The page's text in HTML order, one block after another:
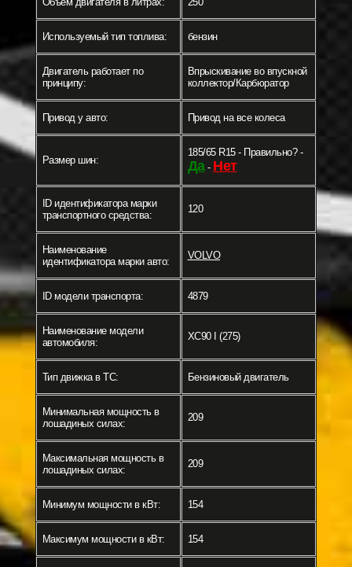
Используемый тип топлива: бензин
Двигатель работает по
принципу:
Впрыскивание во впускной
коллектор/Карбюратор
Привод у авто: Привод на все колеса
Размер шин:
185/65 R15 - Правильно? -
Да- Нет
ID идентификатора марки
транспортного средства:
120
Наименование
идентификатора марки авто:
VOLVO
ID модели транспорта: 4879
Наименование модели
автомобиля:
XC90 I (275)
Тип движка в ТС: Бензиновый двигатель
Минимальная мощность в
лошадиных силах:
209
Максимальная мощность в
лошадиных силах:
209
Минимум мощности в кВт: 154
Максимум мощности в кВт: 154